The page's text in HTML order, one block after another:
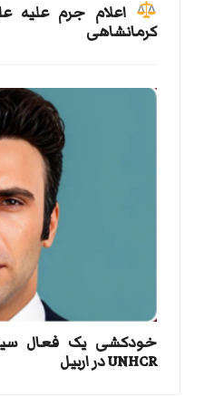
اعلام جرم علیه
کرمانشاهی
خودکشی یک فعال
UNHCR در اربیل